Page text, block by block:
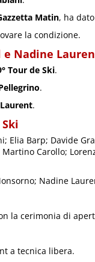
Matin, ha
la condizione.
e Nadine
Tour de Ski.
.
.
Elia Barp; Davide
Carollo;
Nadine
la cerimonia di
a tecnica libera.